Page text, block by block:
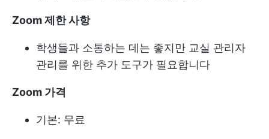
Zoom 제한 사항
학생들과 소통하는 데는 좋지만 교실 관리자
관리를 위한 추가 도구가 필요합니다
Zoom 가격
기본: 무료